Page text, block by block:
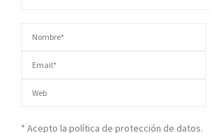
* Acepto la política de protección de datos.